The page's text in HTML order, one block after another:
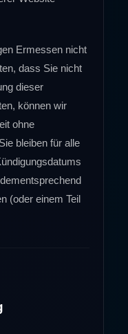
Ermessen nicht
dass Sie nicht
dieser
können wir
ohne
bleiben für alle
(oder einem Teil